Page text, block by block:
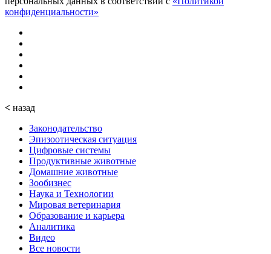
конфиденциальности»
< назад
Законодательство
Эпизоотическая ситуация
Цифровые системы
Продуктивные животные
Домашние животные
Зообизнес
Наука и Технологии
Мировая ветеринария
Образование и карьера
Аналитика
Видео
Все новости